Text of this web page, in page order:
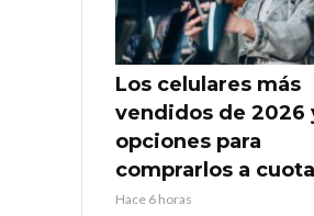
Los celulares más
vendidos de 2026
opciones para
comprarlos a
Hace 6 horas